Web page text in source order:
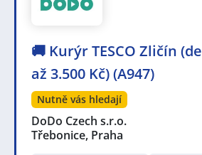
🚚 Kurýr TESCO Zličín
až 3.500 Kč) (A947)
Nutně vás hledají
DoDo Czech s.r.o.
Třebonice, Praha